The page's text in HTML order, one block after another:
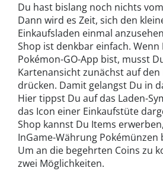
Du hast bislang noch nichts
Dann wird es Zeit, sich den
Einkaufsladen einmal
Shop ist denkbar einfach. Wenn
Pokémon-GO-App bist, musst
Kartenansicht zunächst auf
drücken. Damit gelangst Du in
Hier tippst Du auf das Laden-
das Icon einer Einkaufstüte
Shop kannst Du Items
InGame-Währung Pokémünzen
Um an die begehrten Coins zu
zwei Möglichkeiten.